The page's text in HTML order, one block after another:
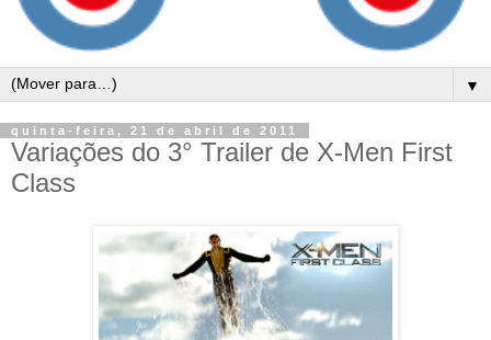
▼
quinta-feira, 21 de abril de 2011
Variações do 3° Trailer de X-Men First
Class